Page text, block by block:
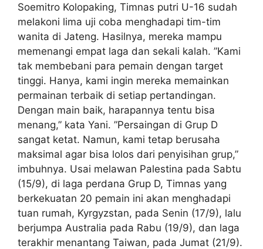
Soemitro Kolopaking, Timnas putri U-16 sudah
melakoni lima uji coba menghadapi tim-tim
wanita di Jateng. Hasilnya, mereka mampu
memenangi empat laga dan sekali kalah. ”Kami
tak membebani para pemain dengan target
tinggi. Hanya, kami ingin mereka memainkan
permainan terbaik di setiap pertandingan.
Dengan main baik, harapannya tentu bisa
menang,” kata Yani. ”Persaingan di Grup D
sangat ketat. Namun, kami tetap berusaha
maksimal agar bisa lolos dari penyisihan grup,”
imbuhnya. Usai melawan Palestina pada Sabtu
(15/9), di laga perdana Grup D, Timnas yang
berkekuatan 20 pemain ini akan menghadapi
tuan rumah, Kyrgyzstan, pada Senin (17/9), lalu
berjumpa Australia pada Rabu (19/9), dan laga
terakhir menantang Taiwan, pada Jumat (21/9).